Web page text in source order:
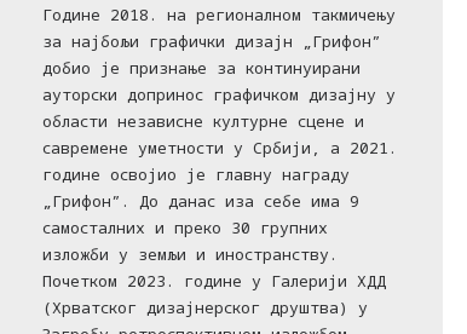
Године 2018. на регионалном такмичењу
за најбољи графички дизајн „Грифон”
добио је признање за континуирани
ауторски допринос графичком дизајну у
области независне културне сцене и
савремене уметности у Србији, а 2021.
године освојио је главну награду
„Грифон”. До данас иза себе има 9
самосталних и преко 30 групних
изложби у земљи и иностранству.
Почетком 2023. године у Галерији ХДД
(Хрватског дизајнерског друштва) у